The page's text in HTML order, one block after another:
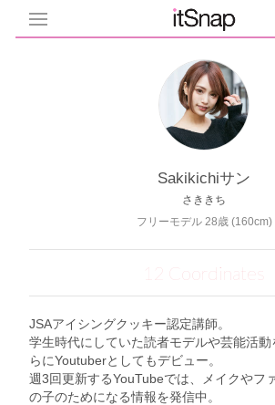
Sakikichiサン
さききち
フリーモデル 28歳 (160cm)
12 Coordinates
JSAアイシングクッキー認定講師。
学生時代にしていた読者モデルや芸能活動
らにYoutuberとしてもデビュー。
週3回更新するYouTubeでは、メイクやフ
の子のためになる情報を発信中。